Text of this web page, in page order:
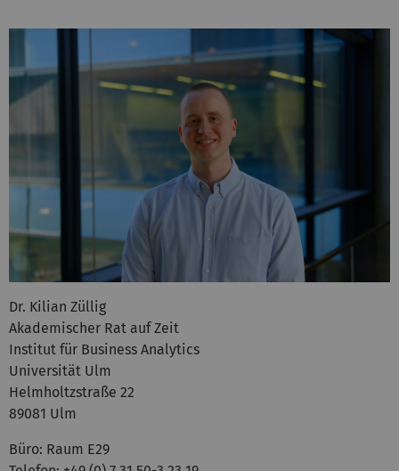
Dr. Kilian Züllig
Akademischer Rat auf Zeit
Institut für Business Analytics
Universität Ulm
Helmholtzstraße 22
89081 Ulm
Büro: Raum E29